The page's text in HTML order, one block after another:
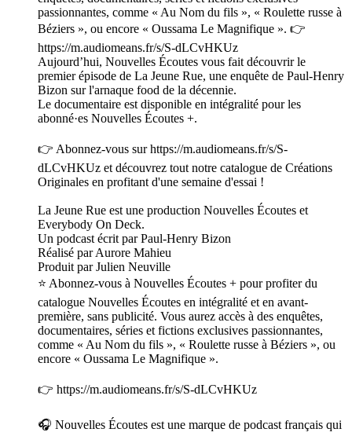
passionnantes, comme « Au Nom du fils », « Roulette russe à
Béziers », ou encore « Oussama Le Magnifique ». 👉
https://m.audiomeans.fr/s/S-dLCvHKUz
Aujourd’hui, Nouvelles Écoutes vous fait découvrir le
premier épisode de La Jeune Rue, une enquête de Paul-Henry
Bizon sur l'arnaque food de la décennie.
Le documentaire est disponible en intégralité pour les
abonné·es Nouvelles Écoutes +.
👉 Abonnez-vous sur https://m.audiomeans.fr/s/S-
dLCvHKUz et découvrez tout notre catalogue de Créations
Originales en profitant d'une semaine d'essai !
La Jeune Rue est une production Nouvelles Écoutes et
Everybody On Deck.
Un podcast écrit par Paul-Henry Bizon
Réalisé par Aurore Mahieu
Produit par Julien Neuville
⭐️ Abonnez-vous à Nouvelles Écoutes + pour profiter du
catalogue Nouvelles Écoutes en intégralité et en avant-
première, sans publicité. Vous aurez accès à des enquêtes,
documentaires, séries et fictions exclusives passionnantes,
comme « Au Nom du fils », « Roulette russe à Béziers », ou
encore « Oussama Le Magnifique ».
👉 https://m.audiomeans.fr/s/S-dLCvHKUz
🎧 Nouvelles Écoutes est une marque de podcast français qui